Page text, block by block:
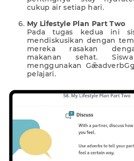
cukup air setiap hari.
My Lifestyle Plan Part Two
Pada tugas kedua ini
mendiskusikan dengan
mereka rasakan
makanan sehat.
menggunakan
pelajari.